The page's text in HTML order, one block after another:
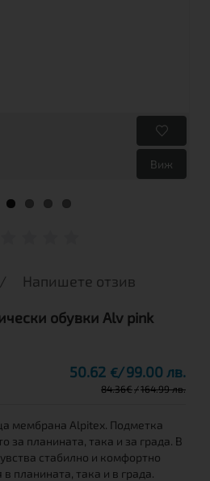
Виж
/ Напишете отзив
обувки Alv pink
50.62 € 99.00 лв.
84.36€ 164.99 лв.
мембрана Alpitex. Подметка
за планината, така и за града. В
стабилно и комфортно
планината, така и в града.